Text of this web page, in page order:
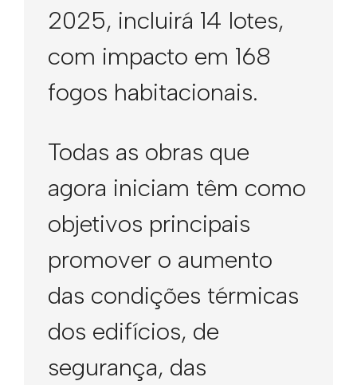
2025, incluirá 14 lotes,
com impacto em 168
fogos habitacionais.
Todas as obras que
agora iniciam têm como
objetivos principais
promover o aumento
das condições térmicas
dos edifícios, de
segurança, das